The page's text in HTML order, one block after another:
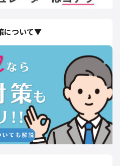
について▼